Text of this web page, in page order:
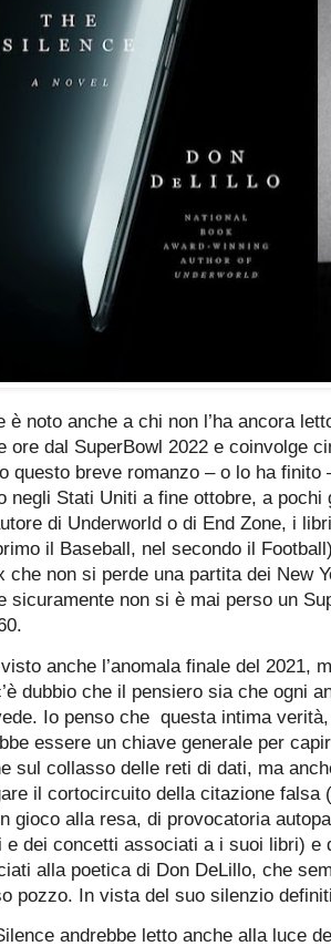
è noto anche a chi non l’ha ancora
ore dal SuperBowl 2022 e coinvolge
questo breve romanzo – o lo ha finito
negli Stati Uniti a fine ottobre, a pochi
di Underworld o di End Zone, i
il Baseball, nel secondo il
che non si perde una partita dei New
sicuramente non si è mai perso un
anche l’anomala finale del 2021,
dubbio che il pensiero sia che ogni
Io penso che questa intima
essere un chiave generale per
sul collasso delle reti di dati, ma
il cortocircuito della citazione falsa
gioco alla resa, di provocatoria
e dei concetti associati a i suoi libri) e
alla poetica di Don DeLillo, che
pozzo. In vista del suo silenzio
andrebbe letto anche alla luce